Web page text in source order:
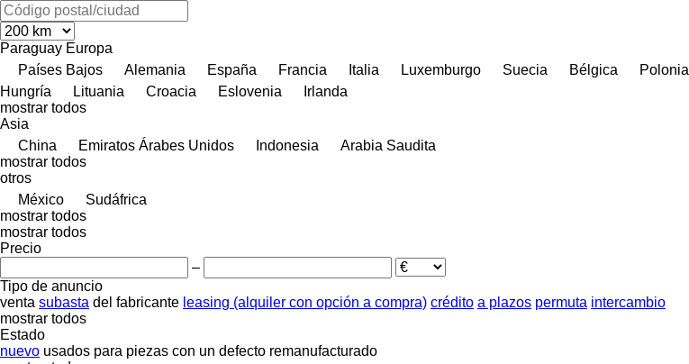
Paraguay Europa
Países Bajos
Alemania España Francia Italia Luxemburgo Suecia Bélgica Polonia
Hungría
Lituania Croacia Eslovenia
Irlanda
mostrar todos
Asia
China
Emiratos Árabes Unidos Indonesia
Arabia Saudita
mostrar todos
otros
México
Sudáfrica
mostrar todos
mostrar todos
Precio
–
Tipo de anuncio
venta subasta del fabricante leasing (alquiler con opción a compra) crédito a plazos permuta intercambio
mostrar todos
Estado
nuevo usados para piezas con un defecto remanufacturado